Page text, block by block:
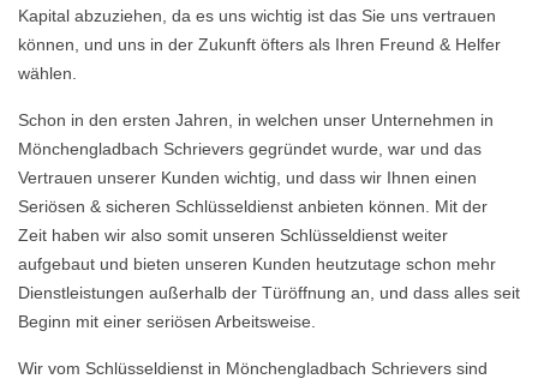
Kapital abzuziehen, da es uns wichtig ist das Sie uns vertrauen
können, und uns in der Zukunft öfters als Ihren Freund & Helfer
wählen.
Schon in den ersten Jahren, in welchen unser Unternehmen in
Mönchengladbach Schrievers gegründet wurde, war und das
Vertrauen unserer Kunden wichtig, und dass wir Ihnen einen
Seriösen & sicheren Schlüsseldienst anbieten können. Mit der
Zeit haben wir also somit unseren Schlüsseldienst weiter
aufgebaut und bieten unseren Kunden heutzutage schon mehr
Dienstleistungen außerhalb der Türöffnung an, und dass alles seit
Beginn mit einer seriösen Arbeitsweise.
Wir vom Schlüsseldienst in Mönchengladbach Schrievers sind